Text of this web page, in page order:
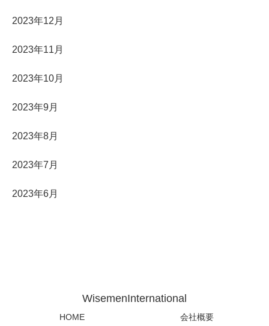
2023年12月
2023年11月
2023年10月
2023年9月
2023年8月
2023年7月
2023年6月
WisemenInternational
HOME 会社概要